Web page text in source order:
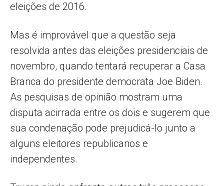
eleições de 2016.
Mas é improvável que a questão seja
resolvida antes das eleições presidenciais de
novembro, quando tentará recuperar a Casa
Branca do presidente democrata Joe Biden.
As pesquisas de opinião mostram uma
disputa acirrada entre os dois e sugerem que
sua condenação pode prejudicá-lo junto a
alguns eleitores republicanos e
independentes.